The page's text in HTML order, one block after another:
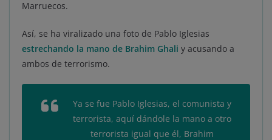
Marruecos.
Así, se ha viralizado una foto de Pablo Iglesias
estrechando la mano de Brahim Ghali y acusando a
ambos de terrorismo.
Ya se fue Pablo Iglesias, el comunista y
terrorista, aquí dándole la mano a otro
terrorista igual que él, Brahim